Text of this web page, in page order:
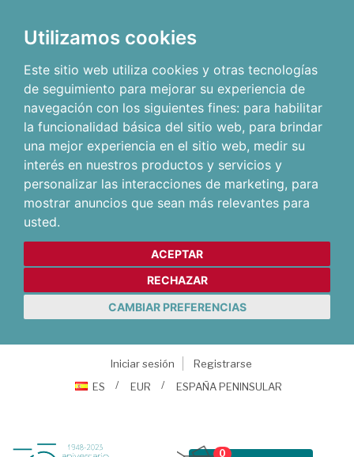
Utilizamos cookies
Este sitio web utiliza cookies y otras tecnologías
de seguimiento para mejorar su experiencia de
navegación con los siguientes fines: para habilitar
la funcionalidad básica del sitio web, para brindar
una mejor experiencia en el sitio web, medir su
interés en nuestros productos y servicios y
personalizar las interacciones de marketing, para
mostrar anuncios que sean más relevantes para
usted.
ACEPTAR
RECHAZAR
CAMBIAR PREFERENCIAS
Iniciar sesión
Registrarse
ES
EUR ESPAÑA PENINSULAR
0